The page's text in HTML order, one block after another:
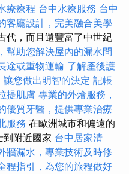
療療程 台中水療服務 台中
客廳設計，完美融合美學
代，而且還豐富了中世紀
幫助您解決屋內的漏水問
途或重物運輸 了解產後護
您做出明智的決定 記帳
提肌膚 專業的外燴服務，
優質牙醫，提供專業治療
服務 在歐洲城市和偏遠的
到附近國家 台中居家清
牆漏水，專業技術及時修
程指引，為您的旅程做好